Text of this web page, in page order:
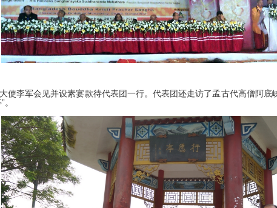
使李军会见并设素宴款待代表团一行。代表团还走访了孟古代高僧阿底